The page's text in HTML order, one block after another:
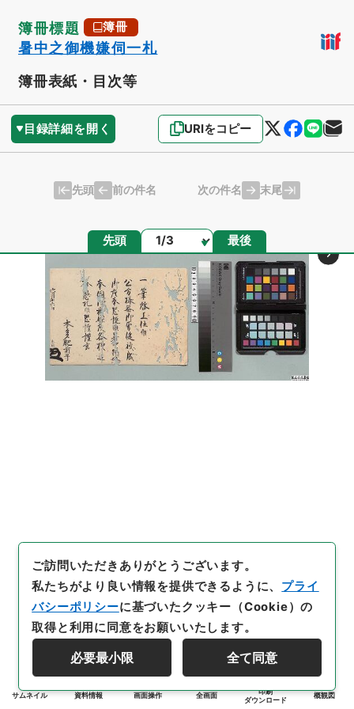
簿冊標題 簿冊
暑中之御機嫌伺一札
簿冊表紙・目次等
目録詳細を開く URIをコピー
先頭 前の件名 次の件名 末尾
先頭 ページ 最後
サムネイル 資料情報 画面操作 全画面
印刷
ダウンロード
概観図
ご訪問いただきありがとうございます。
私たちがより良い情報を提供できるように、 プライ
バシーポリシーに基づいたクッキー（Cookie）の
取得と利用に同意をお願いいたします。
必要最小限 全て同意